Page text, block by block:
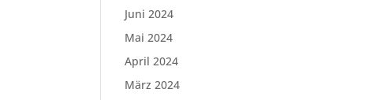
Juni 2024
Mai 2024
April 2024
März 2024